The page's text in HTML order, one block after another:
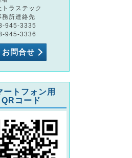
ラステック
務所連絡先
945-3335
945-3336
お問合せ
ートフォン用
QRコード